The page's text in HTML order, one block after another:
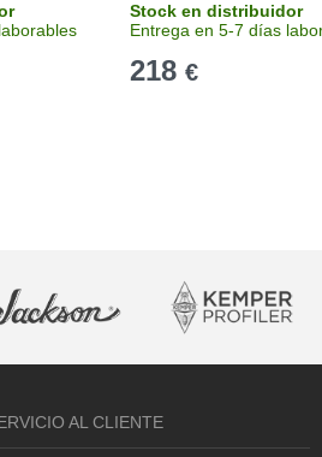
Stock en distribuidor
Entrega en 5-7 días
218 €
AL CLIENTE